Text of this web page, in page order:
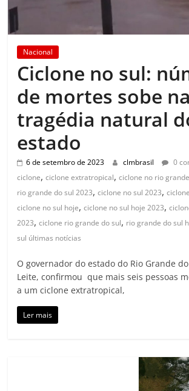
Nacional
Ciclone no sul:
de mortes sobe
tragédia natural
estado
6 de setembro de 2023 clmbrasil
0
ciclone,ciclone extratropical,ciclone no rio
rio grande do sul 2023,ciclone no sul 2023,
ciclone no sul hoje,ciclone no sul hoje 2023,
2023,ciclone rio grande do sul, rio grande do sul
sul últimas notícias
O governador do estado do Rio Grande
Leite, confirmou que mais seis pessoas
a um ciclone extratropical,
Ler mais